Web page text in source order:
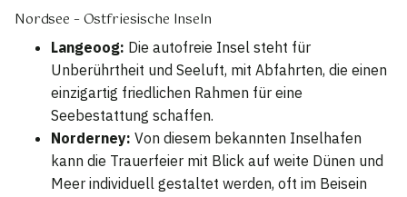
Nordsee – Ostfriesische Inseln
Langeoog: Die autofreie Insel steht für
Unberührtheit und Seeluft, mit Abfahrten, die einen
einzigartig friedlichen Rahmen für eine
Seebestattung schaffen.
Norderney: Von diesem bekannten Inselhafen
kann die Trauerfeier mit Blick auf weite Dünen und
Meer individuell gestaltet werden, oft im Beisein